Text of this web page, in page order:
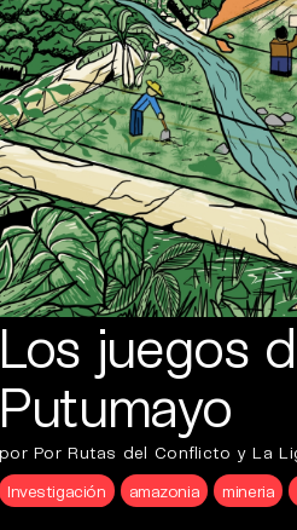
Los juegos
Putumayo
por Por Rutas del Conflicto y La
Investigación
amazonia mineria